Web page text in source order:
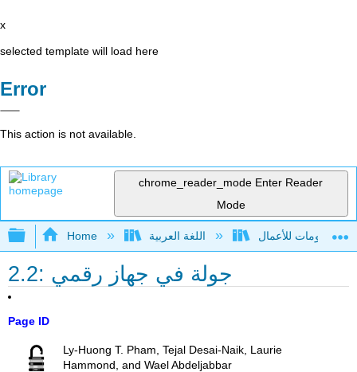
x
selected template will load here
Error
This action is not available.
chrome_reader_mode Enter Reader
Mode
Expand/collapse global hierarchy
Home
2.2: جولة في جهاز رقمي
Page ID
Ly-Huong T. Pham, Tejal Desai-Naik, Laurie
Hammond, and Wael Abdeljabbar